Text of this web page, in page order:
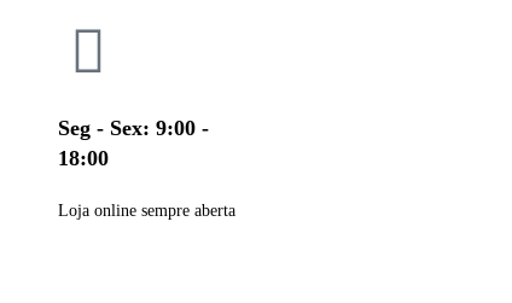
Seg - Sex: 9:00 -
18:00
Loja online sempre aberta